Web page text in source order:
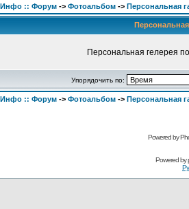
:: Форум -> Фотоальбом -> Персональная
Персональная гелерея
Упорядочить по:
:: Форум -> Фотоальбом -> Персональная
Powered by
Powered by